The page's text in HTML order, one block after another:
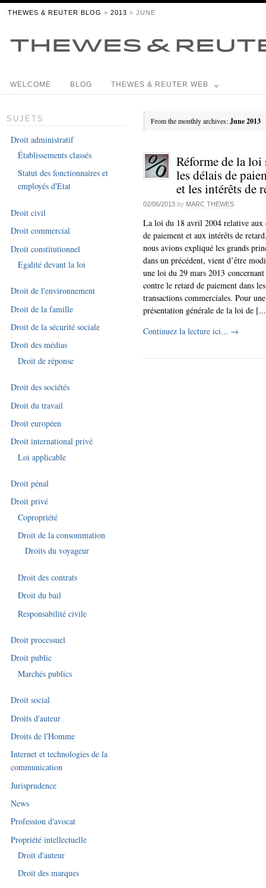
THEWES & REUTER BLOG > 2013 > JUNE
WELCOME BLOG THEWES & REUTER WEB
From the monthly archives:June 2013
Réforme de la loi
les délais de
et les intérêts de
02/06/2013 by MARC THEWES
La loi du 18 avril 2004 relative aux
de paiement et aux intérêts de
nous avions expliqué les grands
dans un précédent, vient d’être
une loi du 29 mars 2013
contre le retard de paiement dans les
transactions commerciales. Pour une
présentation générale de la loi de
Continuez la lecture ici... →
SUJETS
Droit administratif
Établissements classés
Statut des fonctionnaires et
employés d'Etat
Droit civil
Droit commercial
Droit constitutionnel
Egalité devant la loi
Droit de l'environnement
Droit de la famille
Droit de la sécurité sociale
Droit des médias
Droit de réponse
Droit des sociétés
Droit du travail
Droit européen
Droit international privé
Loi applicable
Droit pénal
Droit privé
Copropriété
Droit de la consommation
Droits du voyageur
Droit des contrats
Droit du bail
Responsabilité civile
Droit processuel
Droit public
Marchés publics
Droit social
Droits d'auteur
Droits de l'Homme
Internet et technologies de la
communication
Jurisprudence
News
Profession d'avocat
Propriété intellectuelle
Droit d'auteur
Droit des marques